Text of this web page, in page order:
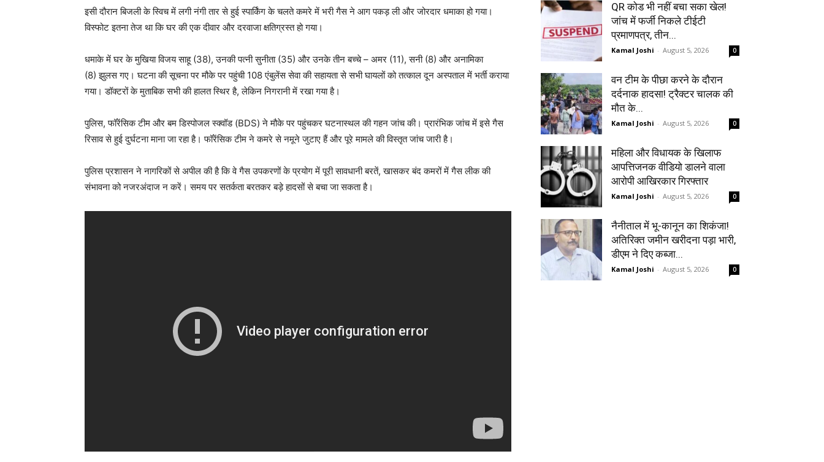
इसी दौरान बिजली के स्विच में लगी नंगी तार से हुई स्पार्किंग के चलते कमरे में भरी गैस ने आग पकड़ ली और जोरदार धमाका हो गया।
विस्फोट इतना तेज था कि घर की एक दीवार और दरवाजा क्षतिग्रस्त हो गया।
धमाके में घर के मुखिया विजय साहू (38), उनकी पत्नी सुनीता (35) और उनके तीन बच्चे – अमर (11), सनी (8) और अनामिका
(8) झुलस गए। घटना की सूचना पर मौके पर पहुंची 108 एंबुलेंस सेवा की सहायता से सभी घायलों को तत्काल दून अस्पताल में भर्ती कराया
गया। डॉक्टरों के मुताबिक सभी की हालत स्थिर है, लेकिन निगरानी में रखा गया है।
पुलिस, फॉरेंसिक टीम और बम डिस्पोजल स्क्वॉड (BDS) ने मौके पर पहुंचकर घटनास्थल की गहन जांच की। प्रारंभिक जांच में इसे गैस
रिसाव से हुई दुर्घटना माना जा रहा है। फॉरेंसिक टीम ने कमरे से नमूने जुटाए हैं और पूरे मामले की विस्तृत जांच जारी है।
पुलिस प्रशासन ने नागरिकों से अपील की है कि वे गैस उपकरणों के प्रयोग में पूरी सावधानी बरतें, खासकर बंद कमरों में गैस लीक की
संभावना को नजरअंदाज न करें। समय पर सतर्कता बरतकर बड़े हादसों से बचा जा सकता है।
QR कोड भी नहीं बचा सका खेल!
जांच में फर्जी निकले टीईटी
प्रमाणपत्र, तीन...
Kamal Joshi - August 5, 2026 0
वन टीम के पीछा करने के दौरान
दर्दनाक हादसा! ट्रैक्टर चालक की
मौत के...
Kamal Joshi - August 5, 2026 0
महिला और विधायक के खिलाफ
आपत्तिजनक वीडियो डालने वाला
आरोपी आखिरकार गिरफ्तार
Kamal Joshi - August 5, 2026 0
नैनीताल में भू-कानून का शिकंजा!
अतिरिक्त जमीन खरीदना पड़ा भारी,
डीएम ने दिए कब्जा...
Kamal Joshi - August 5, 2026 0